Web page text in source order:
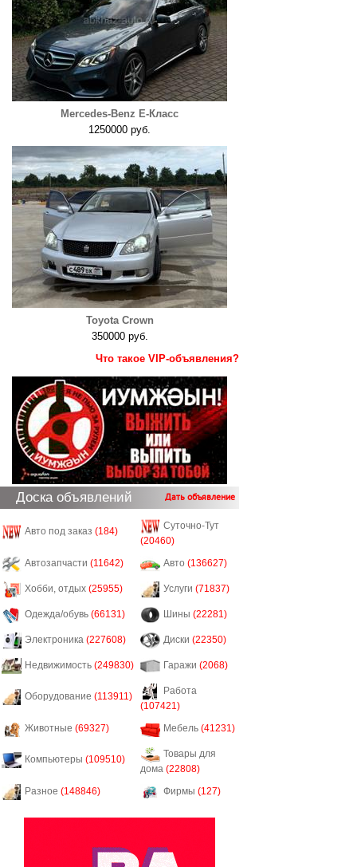
Mercedes-Benz E-Класс
1250000 руб.
Toyota Crown
350000 руб.
Что такое VIP-объявления?
Доска объявлений Дать объявление
Авто под заказ (184)
Суточно-Тут
(20460)
Автозапчасти (11642) Авто (136627)
Хобби, отдых (25955) Услуги (71837)
Одежда/обувь (66131) Шины (22281)
Электроника (227608) Диски (22350)
Недвижимость (249830) Гаражи (2068)
Оборудование (113911)
Работа
(107421)
Животные (69327) Мебель (41231)
Компьютеры (109510)
Товары для
дома (22808)
Разное (148846) Фирмы (127)